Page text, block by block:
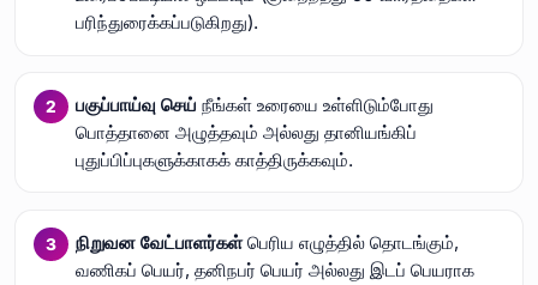
பரிந்துரைக்கப்படுகிறது).
பகுப்பாய்வு செய் நீங்கள் உரையை உள்ளிடும்போது
பொத்தானை அழுத்தவும் அல்லது தானியங்கிப்
புதுப்பிப்புகளுக்காகக் காத்திருக்கவும்.
நிறுவன வேட்பாளர்கள்பெரிய எழுத்தில் தொடங்கும்,
வணிகப் பெயர், தனிநபர் பெயர் அல்லது இடப் பெயராக